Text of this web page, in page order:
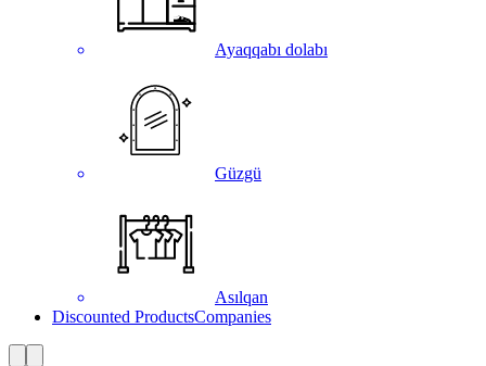
Ayaqqabı dolabı
Güzgü
Asılqan
Discounted ProductsCompanies